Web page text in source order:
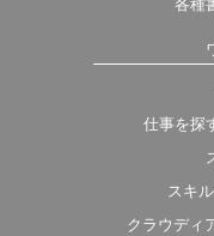
各種
仕事を探
スキ
クラウディ